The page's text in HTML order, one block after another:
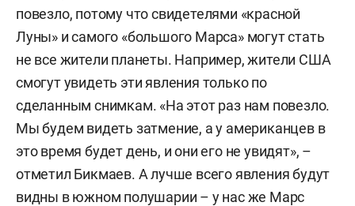
повезло, потому что свидетелями «красной
Луны» и самого «большого Марса» могут стать
не все жители планеты. Например, жители США
смогут увидеть эти явления только по
сделанным снимкам. «На этот раз нам повезло.
Мы будем видеть затмение, а у американцев в
это время будет день, и они его не увидят», –
отметил Бикмаев. А лучше всего явления будут
видны в южном полушарии – у нас же Марс